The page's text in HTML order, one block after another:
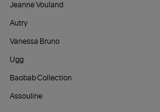
Jeanne Vouland
Autry
Vanessa Bruno
Ugg
Baobab Collection
Assouline